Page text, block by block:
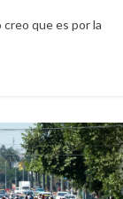
creo que es por la